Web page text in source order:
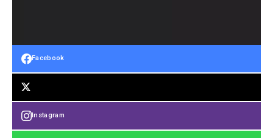
Facebook
Instagram